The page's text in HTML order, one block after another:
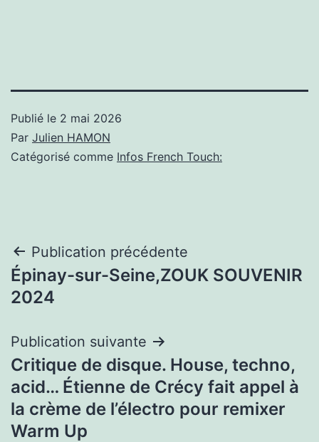
Publié le 2 mai 2026
Par Julien HAMON
Catégorisé comme Infos French Touch:
Navigation
de
Publication précédente
Épinay-sur-Seine,ZOUK SOUVENIR
2024
Publication suivante
Critique de disque. House, techno,
acid… Étienne de Crécy fait appel à
la crème de l’électro pour remixer
Warm Up